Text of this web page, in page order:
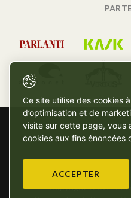
Copyright © SG -
Ce site utilise des cookies
d’optimisation et de
visite sur cette page, vous
cookies aux fins énoncées
ACCEPTER